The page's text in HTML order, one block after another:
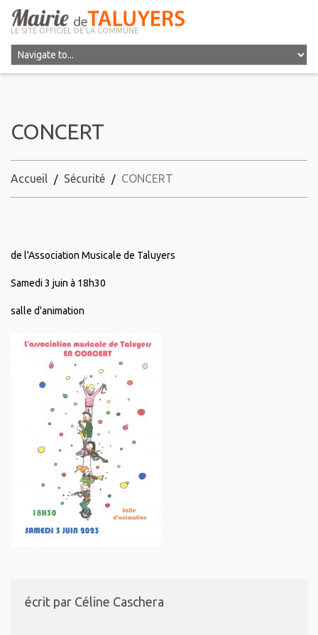
LE SITE OFFICIEL DE LA COMMUNE
CONCERT
Accueil Sécurité CONCERT
de l'Association Musicale de Taluyers
Samedi 3 juin à 18h30
salle d'animation
écrit par Céline Caschera